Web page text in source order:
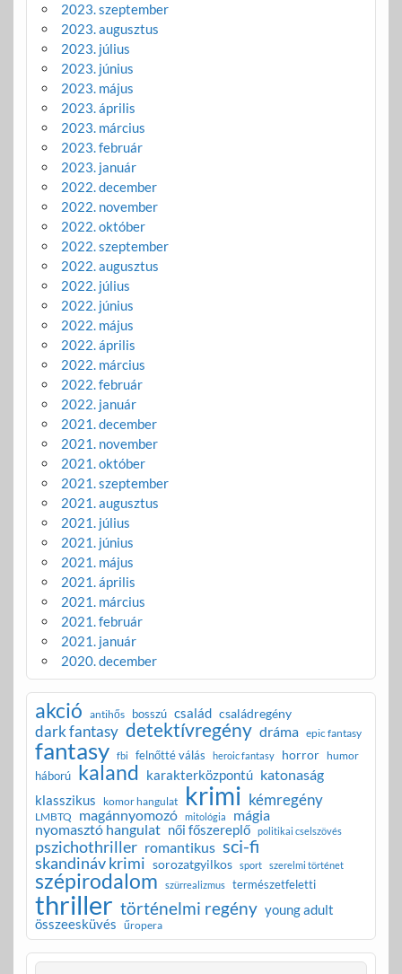
2023. szeptember
2023. augusztus
2023. július
2023. június
2023. május
2023. április
2023. március
2023. február
2023. január
2022. december
2022. november
2022. október
2022. szeptember
2022. augusztus
2022. július
2022. június
2022. május
2022. április
2022. március
2022. február
2022. január
2021. december
2021. november
2021. október
2021. szeptember
2021. augusztus
2021. július
2021. június
2021. május
2021. április
2021. március
2021. február
2021. január
2020. december
akció antihős bosszú család családregény
dark fantasy detektívregény dráma epic fantasy
fantasy fbi felnőtté válás heroic fantasy horror humor
háború kaland karakterközpontú katonaság
klasszikus komor hangulat krimi kémregény
LMBTQ magánnyomozó mitológia mágia
nyomasztó hangulat női főszereplő politikai cselszövés
pszichothriller romantikus sci-fi
skandináv krimi sorozatgyilkos sport szerelmi történet
szépirodalom szürrealizmus természetfeletti
thriller történelmi regény young adult
összeesküvés űropera